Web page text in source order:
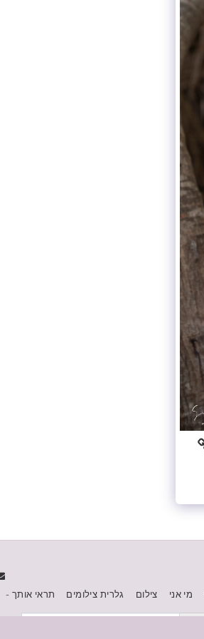
מי אני צילום גלרית צילומים תראי אותך -